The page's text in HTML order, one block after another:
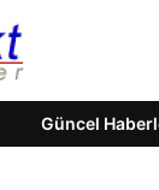
Güncel